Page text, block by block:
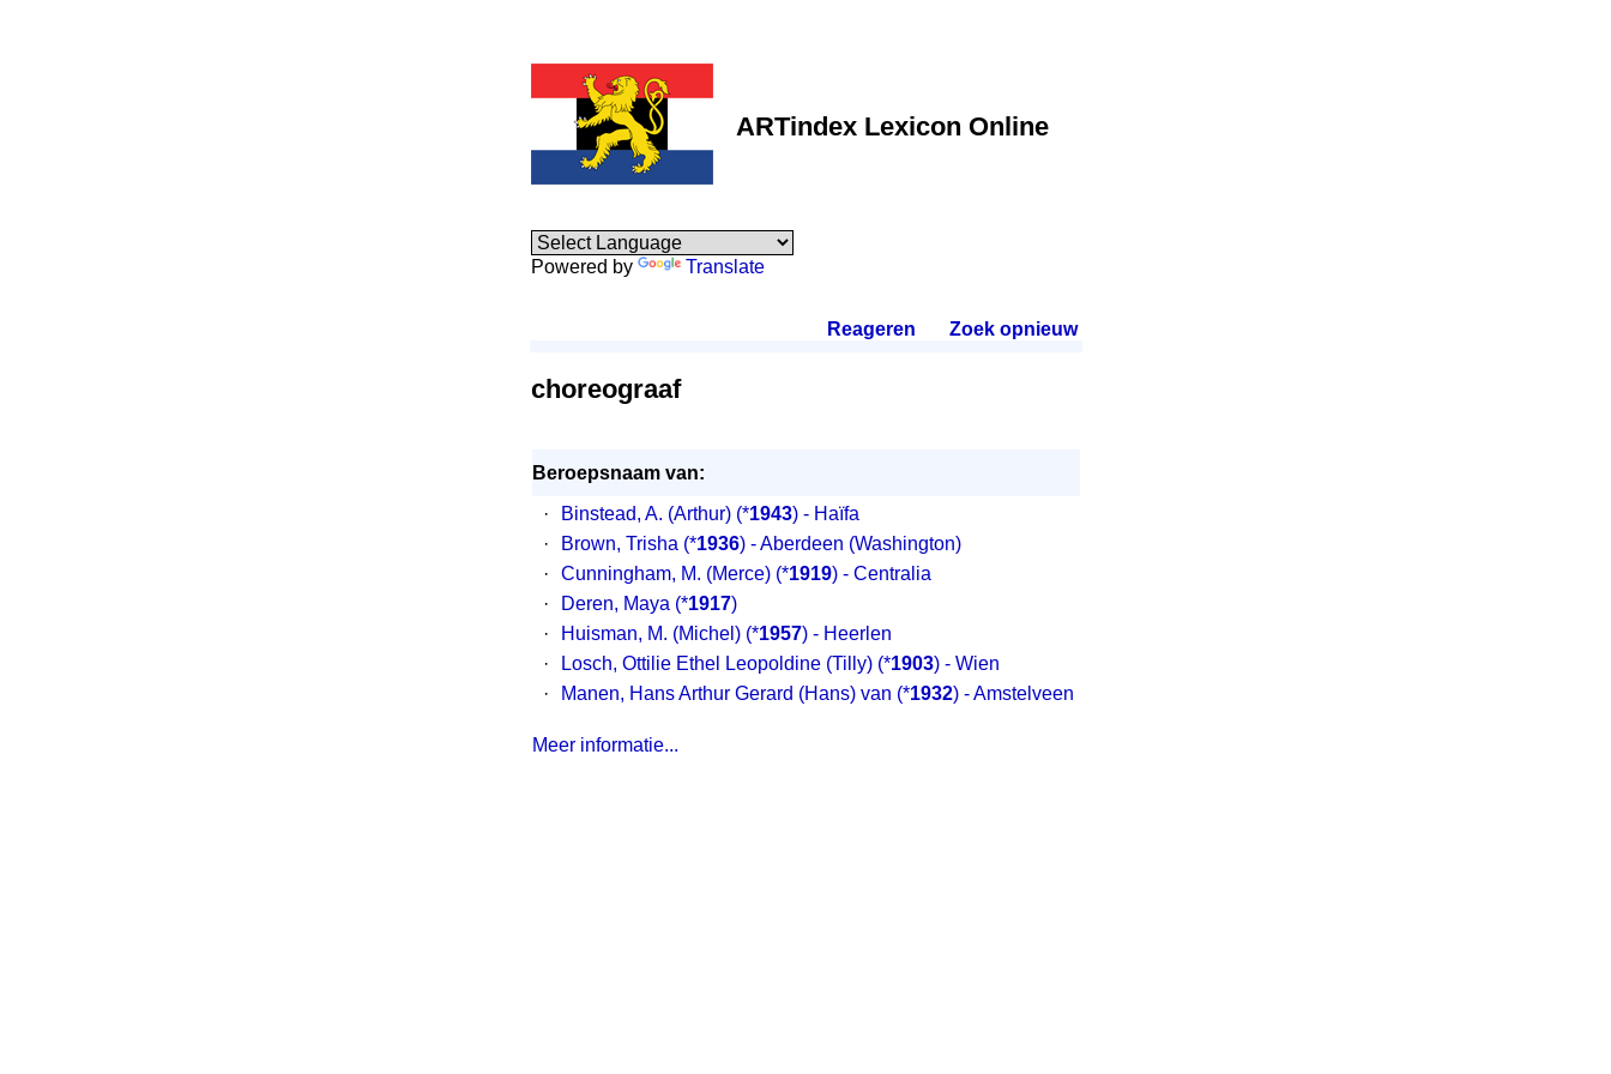
ARTindex Lexicon Online
Powered by Translate
Reageren Zoek opnieuw.
choreograaf
Beroepsnaam van:
·
Binstead, A. (Arthur) (*1943) - Haïfa
·
Brown, Trisha (*1936) - Aberdeen (Washington)
·
Cunningham, M. (Merce) (*1919) - Centralia
·
Deren, Maya (*1917)
·
Huisman, M. (Michel) (*1957) - Heerlen
·
Losch, Ottilie Ethel Leopoldine (Tilly) (*1903) - Wien
·
Manen, Hans Arthur Gerard (Hans) van (*1932) - Amstelveen
Meer informatie...